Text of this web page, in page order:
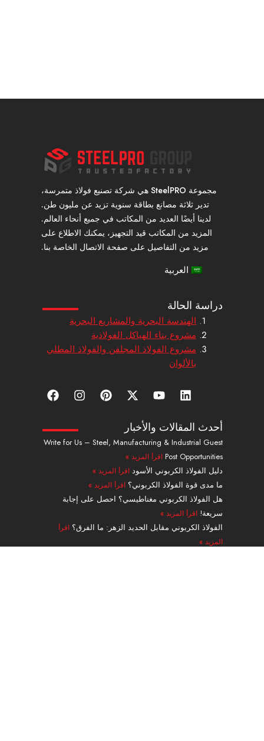
مجموعة SteelPRO هي شركة تصنيع فولاذ متمرسة،
تدير ثلاثة مصانع بطاقة سنوية تزيد عن مليون طن.
لدينا أيضًا العديد من المكاتب في جميع أنحاء العالم.
المزيد من المكاتب قيد التجهيز، يمكنك الاطلاع على
مزيد من التفاصيل على صفحة الاتصال الخاصة بنا.
العربية
دراسة الحالة
الهندسة البحرية والمشاريع البحرية
مشروع بناء الهياكل الفولاذية
مشروع الفولاذ المجلفن والفولاذ المطلي
بالألوان
ل
ي
ك
د
إ
ن
ي
و
ي
و
ب
إ
ك
-
ت
و
ي
ت
ر
ب
ي
ي
ت
ا
ن
ج
ر
ف
ي
و
ك
أحدث المقالات والأخبار
Write for Us – Steel, Manufacturing & Industrial Guest
Post Opportunities اقرأ المزيد »
دليل الفولاذ الكربوني الأسود اقرأ المزيد »
ما مدى قوة الفولاذ الكربوني؟ اقرأ المزيد »
هل الفولاذ الكربوني مغناطيسي؟ احصل على إجابة
سريعة! اقرأ المزيد »
الفولاذ الكربوني مقابل الحديد الزهر: ما الفرق؟ اقرأ
المزيد »